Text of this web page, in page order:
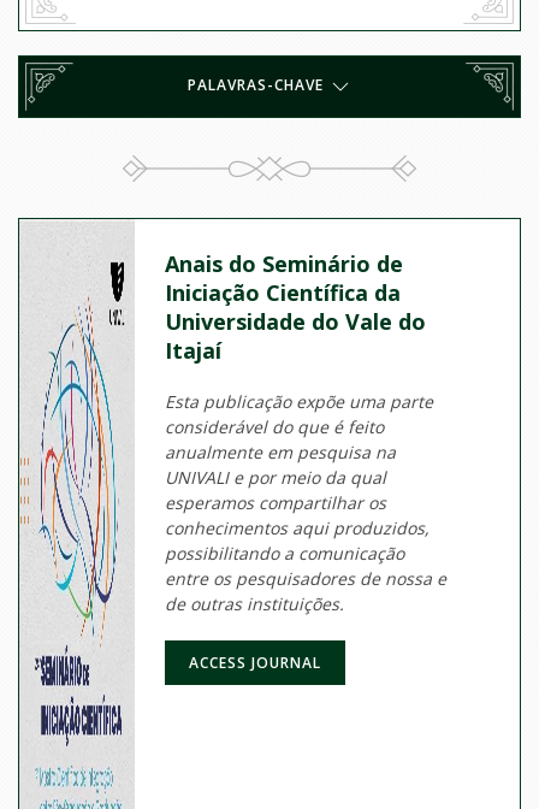
PALAVRAS-CHAVE
Anais do Seminário de
Iniciação Científica da
Universidade do Vale do
Itajaí
Esta publicação expõe uma parte
considerável do que é feito
anualmente em pesquisa na
UNIVALI e por meio da qual
esperamos compartilhar os
conhecimentos aqui produzidos,
possibilitando a comunicação
entre os pesquisadores de nossa e
de outras instituições.
ACCESS JOURNAL